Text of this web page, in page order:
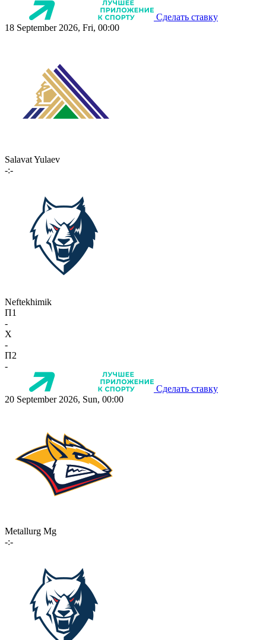
Сделать ставку
18 September 2026, Fri, 00:00
Salavat Yulaev
-:-
Neftekhimik
П1
-
X
-
П2
-
Сделать ставку
20 September 2026, Sun, 00:00
Metallurg Mg
-:-